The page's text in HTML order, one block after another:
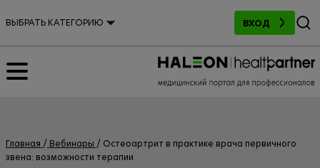
ВЫБРАТЬ КАТЕГОРИЮ ВХОД
Главная Вебинары
Остеоартрит в практике врача первичного
звена: возможности терапии